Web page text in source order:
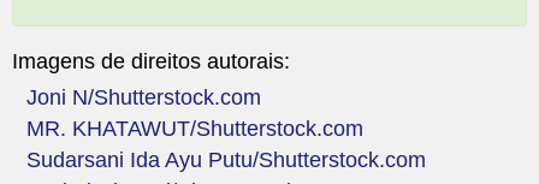
Imagens de direitos autorais:
Joni N/Shutterstock.com
MR. KHATAWUT/Shutterstock.com
Sudarsani Ida Ayu Putu/Shutterstock.com